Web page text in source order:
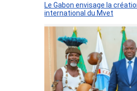
Le Gabon envisage la
international du Mvet